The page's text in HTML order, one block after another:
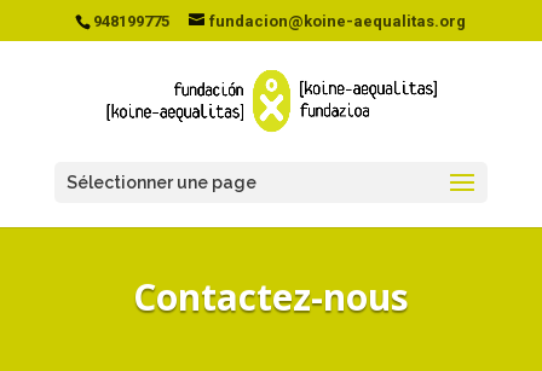
948199775 fundacion@koine-aequalitas.org
Sélectionner une page
Contactez-nous